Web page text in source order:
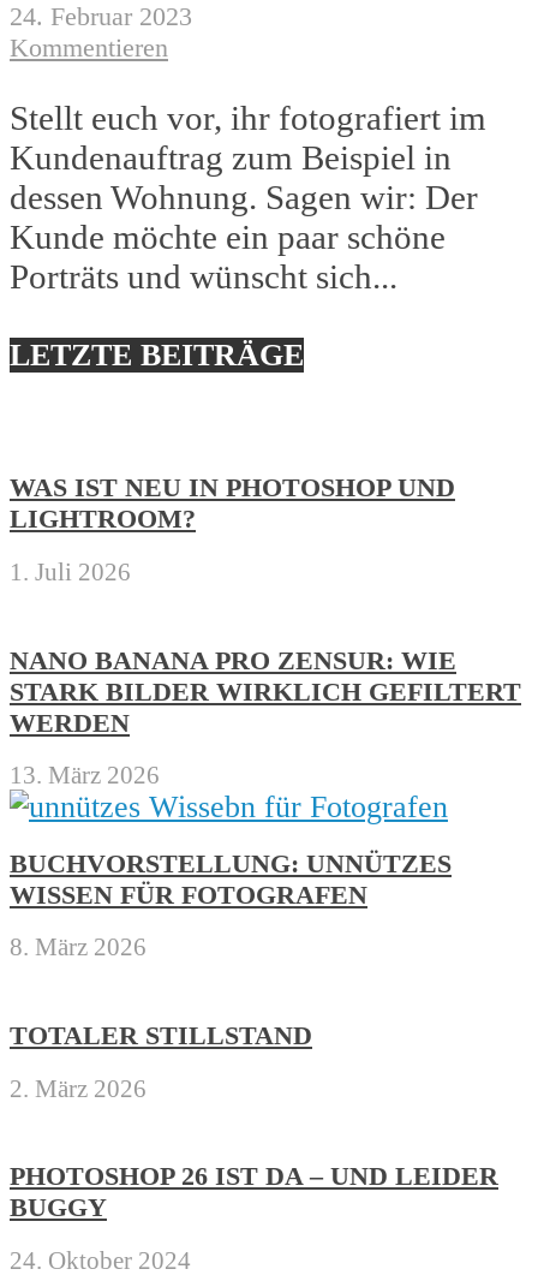
24. Februar 2023
Kommentieren
Stellt euch vor, ihr fotografiert im
Kundenauftrag zum Beispiel in
dessen Wohnung. Sagen wir: Der
Kunde möchte ein paar schöne
Porträts und wünscht sich...
LETZTE BEITRÄGE
WAS IST NEU IN PHOTOSHOP UND
LIGHTROOM?
1. Juli 2026
NANO BANANA PRO ZENSUR: WIE
STARK BILDER WIRKLICH GEFILTERT
WERDEN
13. März 2026
BUCHVORSTELLUNG: UNNÜTZES
WISSEN FÜR FOTOGRAFEN
8. März 2026
TOTALER STILLSTAND
2. März 2026
PHOTOSHOP 26 IST DA – UND LEIDER
BUGGY
24. Oktober 2024